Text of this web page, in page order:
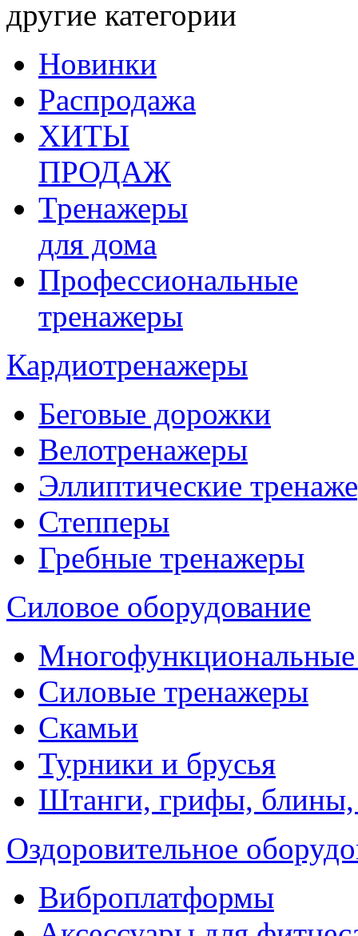
другие категории
Новинки
Распродажа
ХИТЫ
ПРОДАЖ
Тренажеры
для дома
Профессиональные
тренажеры
Кардиотренажеры
Беговые дорожки
Велотренажеры
Эллиптические
Степперы
Гребные тренажеры
Силовое оборудование
Силовые тренажеры
Скамьи
Турники и брусья
Штанги, грифы, блины,
Оздоровительное
Виброплатформы